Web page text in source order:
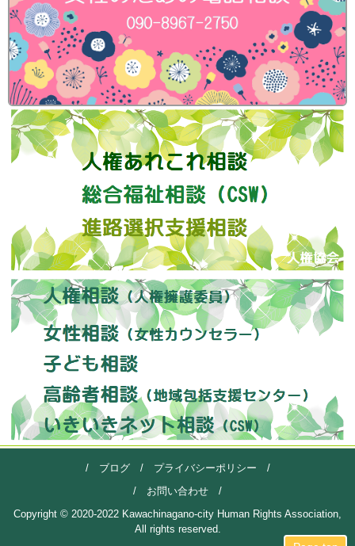
/ ブログ/プライバシーポリシー /
/ お問い合わせ /
Copyright © 2020-2022 Kawachinagano-city Human Rights Association,
All rights reserved.